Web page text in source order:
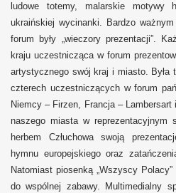
ludowe totemy, malarskie motywy
ukraińskiej wycinanki. Bardzo
forum były „wieczory prezentacji”.
kraju uczestnicząca w forum
artystycznego swój kraj i miasto. Była
czterech uczestniczących w forum
Niemcy – Firzen, Francja –
naszego miasta w
herbem Człuchowa swoją
hymnu europejskiego oraz
Natomiast piosenką „Wszyscy
do wspólnej zabawy. Multimedialny